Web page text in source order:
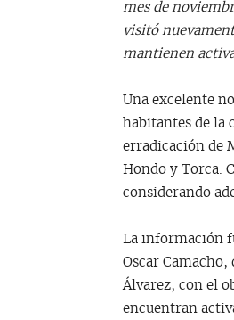
mes de
visitó
mantienen
Una excelente
habitantes de la
erradicación de
Hondo y Torca.
considerando
La información
Oscar
Álvarez, con el
encuentran